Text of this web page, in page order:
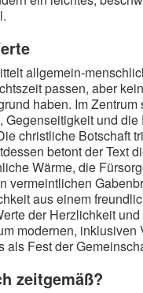
allgemein-
passen, aber
haben. Im Zentrum
Gegenseitigkeit und die
christliche Botschaft
betont der Text
Wärme, die
vermeintlichen
aus einem
der Herzlichkeit
modernen, inklusiven
als Fest der
zeitgemäß?